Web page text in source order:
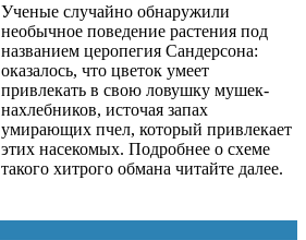
Ученые случайно обнаружили
необычное поведение растения под
названием церопегия Сандерсона:
оказалось, что цветок умеет
привлекать в свою ловушку мушек-
нахлебников, источая запах
умирающих пчел, который привлекает
этих насекомых. Подробнее о схеме
такого хитрого обмана читайте далее.